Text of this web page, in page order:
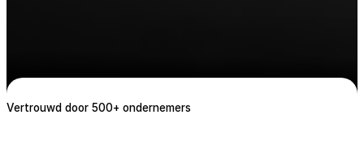
Vertrouwd door 500+ ondernemers